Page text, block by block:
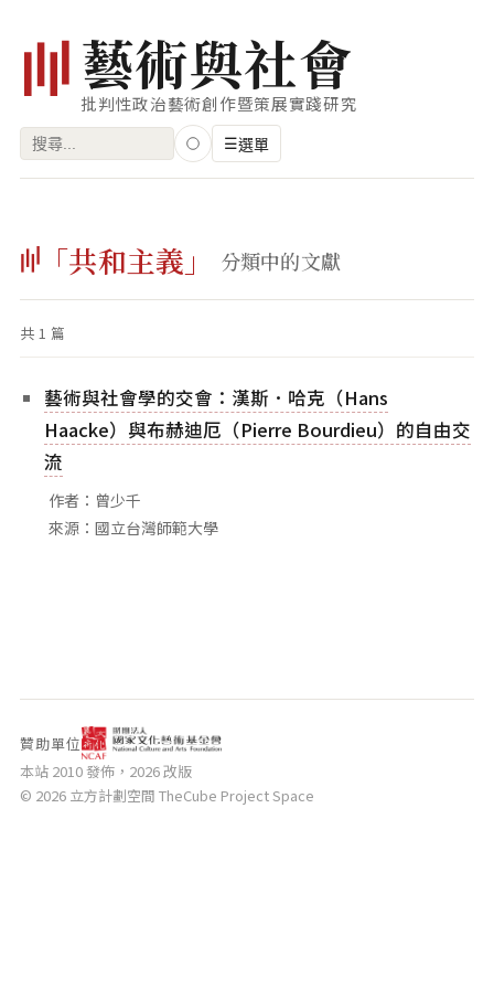
藝術與社會
批判性政治藝術創作暨策展實踐研究
搜
字:
☰選單
藝術家
創作類型
專題
索引
關鍵字
標籤雲
相關網站
「共和主義」 分類中的文獻
共 1 篇
藝術與社會學的交會：漢斯．哈克（Hans
Haacke）與布赫迪厄（Pierre Bourdieu）的自由交
流
作者：曾少千
來源：國立台灣師範大學
贊助單位
本站 2010 發佈，2026 改版
© 2026 立方計劃空間 TheCube Project Space